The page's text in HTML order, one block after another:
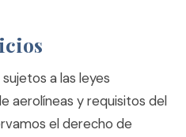
a las leyes
aerolíneas y requisitos del
el derecho de